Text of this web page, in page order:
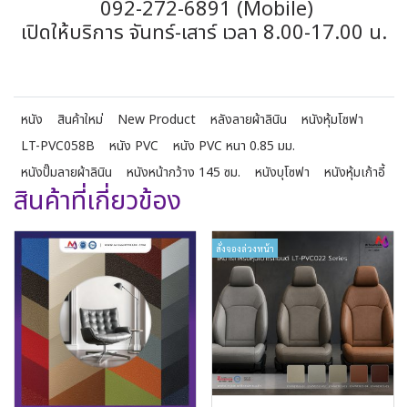
092-272-6891 (Mobile)
เปิดให้บริการ จันทร์-เสาร์ เวลา 8.00-17.00 น.
หนัง สินค้าใหม่ New Product หลังลายผ้าลินิน
หนังหุ้มโซฟา
LT-PVC058B
หนัง PVC
หนัง PVC หนา 0.85 มม.
หนังปั๊มลายผ้าลินิน
หนังหน้ากว้าง 145 ซม. หนังบุโซฟา หนังหุ้มเก้าอี้
สินค้าที่เกี่ยวข้อง
สั่งจองล่วงหน้า